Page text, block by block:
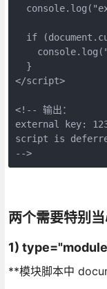
if
}
</script>
<!-- 输出：
external key:
script is
-->
两个需要特别
1)
**模块脚本中